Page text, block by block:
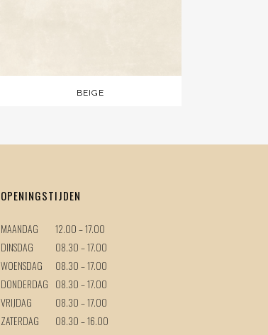
BEIGE
OPENINGSTIJDEN
MAANDAG
12.00 – 17.00
DINSDAG
08.30 – 17.00
WOENSDAG
08.30 – 17.00
DONDERDAG 08.30 – 17.00
VRIJDAG
08.30 – 17.00
ZATERDAG
08.30 – 16.00